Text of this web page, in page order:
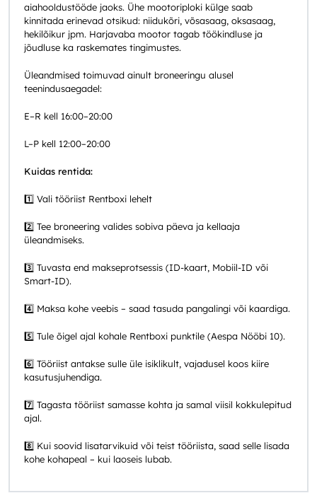
aiahooldustööde jaoks. Ühe mootoriploki külge saab
kinnitada erinevad otsikud: niidukõri, võsasaag, oksasaag,
hekilõikur jpm. Harjavaba mootor tagab töökindluse ja
jõudluse ka raskemates tingimustes.
Üleandmised toimuvad ainult broneeringu alusel
teenindusaegadel:
E–R kell 16:00–20:00
L–P kell 12:00–20:00
Kuidas rentida:
1️⃣ Vali tööriist Rentboxi lehelt
2️⃣ Tee broneering valides sobiva päeva ja kellaaja
üleandmiseks.
3️⃣ Tuvasta end makseprotsessis (ID-kaart, Mobiil-ID või
Smart-ID).
4️⃣ Maksa kohe veebis – saad tasuda pangalingi või kaardiga.
5️⃣ Tule õigel ajal kohale Rentboxi punktile (Aespa Nööbi 10).
6️⃣ Tööriist antakse sulle üle isiklikult, vajadusel koos kiire
kasutusjuhendiga.
7️⃣ Tagasta tööriist samasse kohta ja samal viisil kokkulepitud
ajal.
8️⃣ Kui soovid lisatarvikuid või teist tööriista, saad selle lisada
kohe kohapeal – kui laoseis lubab.